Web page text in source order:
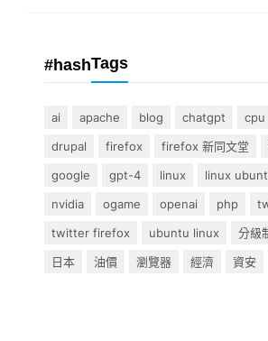
#hashTags
ai apache blog chatgpt cpu
drupal
firefox firefox 新同文堂
google
gpt-4 linux linux
nvidia
ogame openai php
twitter firefox
ubuntu linux 分級
日本
油價 瀏覽器 經濟 資安